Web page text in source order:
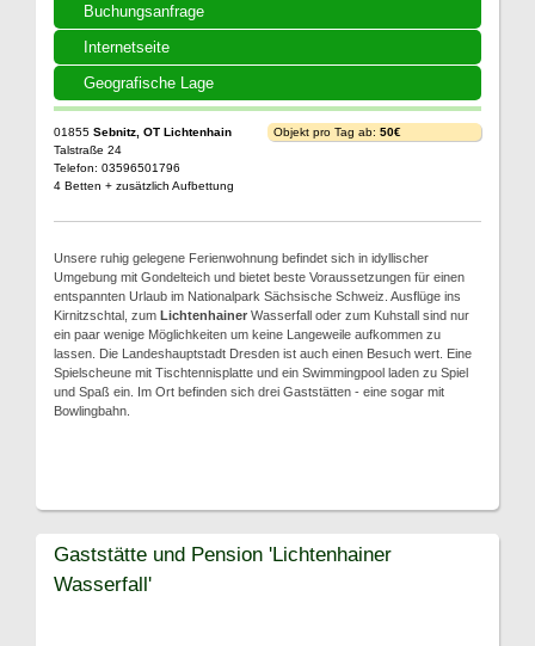
Buchungsanfrage
Internetseite
Geografische Lage
01855 Sebnitz, OT Lichtenhain
Talstraße 24
Telefon: 03596501796
4 Betten + zusätzlich Aufbettung
Objekt pro Tag ab: 50€
Unsere ruhig gelegene Ferienwohnung befindet sich in idyllischer
Umgebung mit Gondelteich und bietet beste Voraussetzungen für einen
entspannten Urlaub im Nationalpark Sächsische Schweiz. Ausflüge ins
Kirnitzschtal, zum Lichtenhainer Wasserfall oder zum Kuhstall sind nur
ein paar wenige Möglichkeiten um keine Langeweile aufkommen zu
lassen. Die Landeshauptstadt Dresden ist auch einen Besuch wert. Eine
Spielscheune mit Tischtennisplatte und ein Swimmingpool laden zu Spiel
und Spaß ein. Im Ort befinden sich drei Gaststätten - eine sogar mit
Bowlingbahn.
Gaststätte und Pension 'Lichtenhainer
Wasserfall'